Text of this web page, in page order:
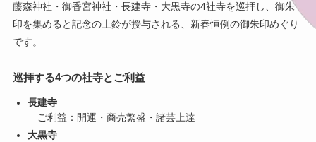
藤森神社・御香宮神社・長建寺・大黒寺の4社寺を巡拝し、御朱
印を集めると記念の土鈴が授与される、新春恒例の御朱印めぐり
です。
巡拝する4つの社寺とご利益
長建寺
ご利益：開運・商売繁盛・諸芸上達
大黒寺